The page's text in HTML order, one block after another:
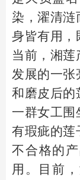
染，濯清涟
身皆有用，
当前，湘
发展的一张
和磨皮后的
一群女工围
有瑕疵的莲
不合格的
用。目前